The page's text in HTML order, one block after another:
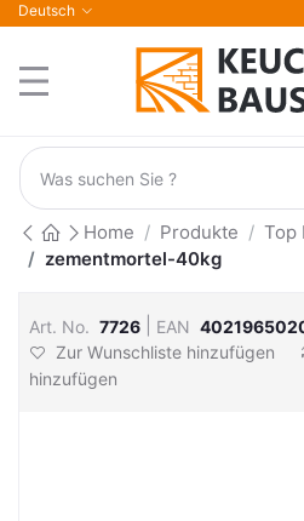
Deutsch
Home Produkte Top
zementmortel-40kg
Art. No. 7726 EAN
Zur Wunschliste hinzufügen
hinzufügen